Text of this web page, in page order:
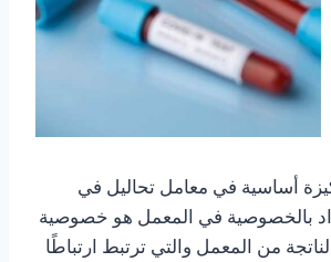
أساسية في معامل تحاليل في
بالخصوصية في المعمل هو خصوصية
من المعمل والتي ترتبط ارتباطًا